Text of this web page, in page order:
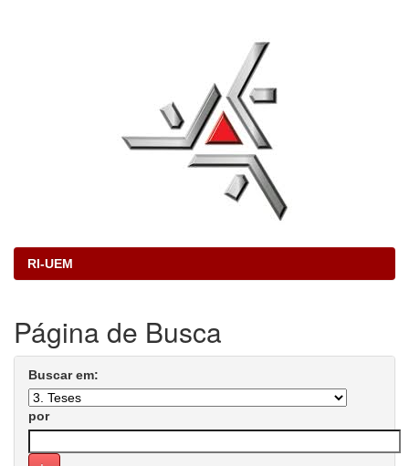
RI-UEM
Página de Busca
Buscar em:
por